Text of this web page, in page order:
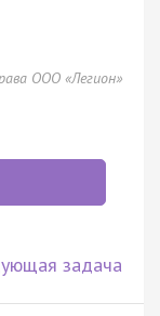
ООО «Легион»
задача